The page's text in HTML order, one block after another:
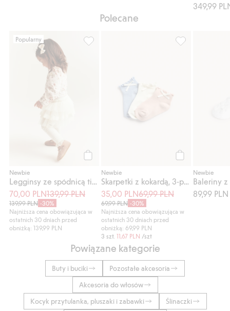
349,99
Polecane
Popularny
Newbie
70,00 PLN139,99 PLN
139,99 PLN -30%
Najniższa cena obowiązująca w
ostatnich 30 dniach przed
obniżką: 139,99 PLN
Newbie
35,00 PLN69,99 PLN
69,99 PLN -30%
Najniższa cena obowiązująca w
ostatnich 30 dniach przed
obniżką: 69,99 PLN
3 szt.11,67 PLN /szt
Newbie
Baleriny z
89,99 PLN
Powiązane kategorie
Buty i buciki
Pozostałe akcesoria
Akcesoria do włosów
Kocyk przytulanka, pluszaki i zabawki
Ślinaczki